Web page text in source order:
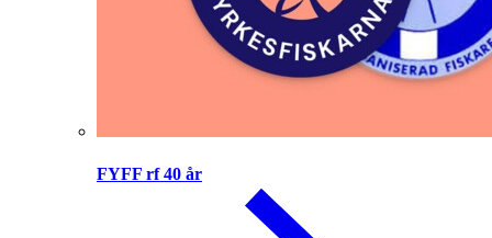
FYFF rf 40 år